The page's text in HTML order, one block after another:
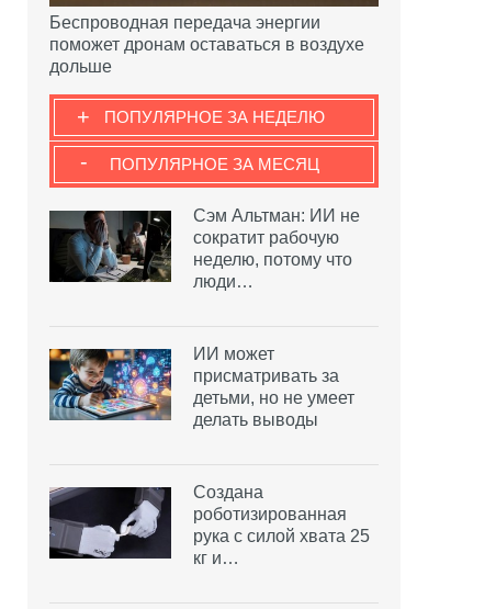
Беспроводная передача энергии
поможет дронам оставаться в воздухе
дольше
ПОПУЛЯРНОЕ ЗА НЕДЕЛЮ
+
ПОПУЛЯРНОЕ ЗА МЕСЯЦ
-
Сэм Альтман: ИИ не
сократит рабочую
неделю, потому что
люди…
ИИ может
присматривать за
детьми, но не умеет
делать выводы
Создана
роботизированная
рука с силой хвата 25
кг и…